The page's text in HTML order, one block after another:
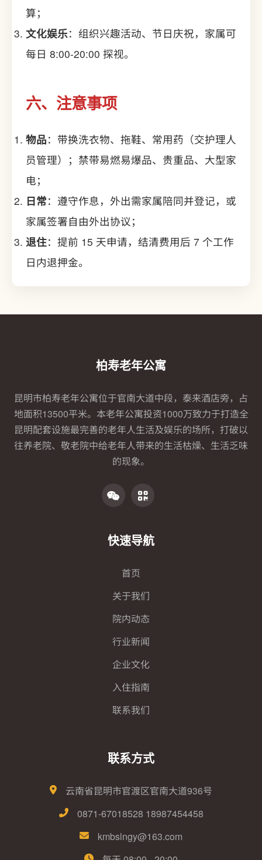
算；
文化娱乐：组织兴趣活动、节日庆祝，家属可
每日 8:00-20:00 探视。
六、注意事项
物品：带换洗衣物、拖鞋、常用药（交护理人
员管理）；禁带易燃易爆品、贵重品、大型家
电；
日常：遵守作息，外出需家属陪同并登记，或
家属签署自由外出协议；
退住：提前 15 天申请，结清费用后 7 个工作
日内退押金。
柏寿老年公寓
昆明市柏寿老年公寓位于官南大道中段，泰来酒店旁，占
地面积13500平米。本老年公寓投资1000万致力于打造全
昆明配套设施最完善的老年人生活及娱乐的场所，打破以
往养老院、敬老院中给老年人带来的生活枯燥、生活乏味
的现象。
快速导航
首页
关于我们
院内动态
行业新闻
企业文化
入住指南
联系我们
联系方式
云南省昆明市官渡区官南大道936号
0871-67018528 18987454458
kmbslngy@163.com